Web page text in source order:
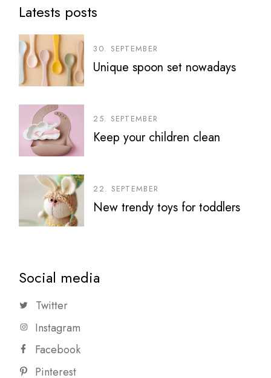
Latests posts
30. SEPTEMBER
Unique spoon set nowadays
25. SEPTEMBER
Keep your children clean
22. SEPTEMBER
New trendy toys for toddlers
Social media
Twitter
Instagram
Facebook
Pinterest